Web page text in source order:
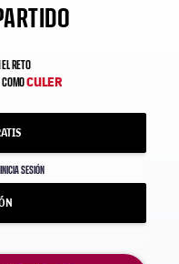
RETO
COMOCULER
SESIÓN